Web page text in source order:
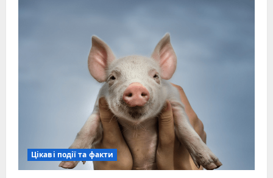
способы
применения
дома
Цікаві події та факти